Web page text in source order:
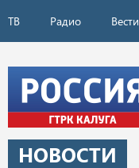
ТВ Радио Вести
НОВОСТИ